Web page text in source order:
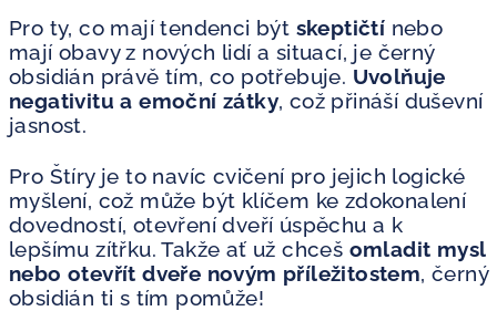
Pro ty, co mají tendenci být skeptičtí nebo
mají obavy z nových lidí a situací, je černý
obsidián právě tím, co potřebuje. Uvolňuje
negativitu a emoční zátky, což přináší duševní
jasnost.
Pro Štíry je to navíc cvičení pro jejich logické
myšlení, což může být klíčem ke zdokonalení
dovedností, otevření dveří úspěchu a k
lepšímu zítřku. Takže ať už chceš omladit mysl
nebo otevřít dveře novým příležitostem, černý
obsidián ti s tím pomůže!